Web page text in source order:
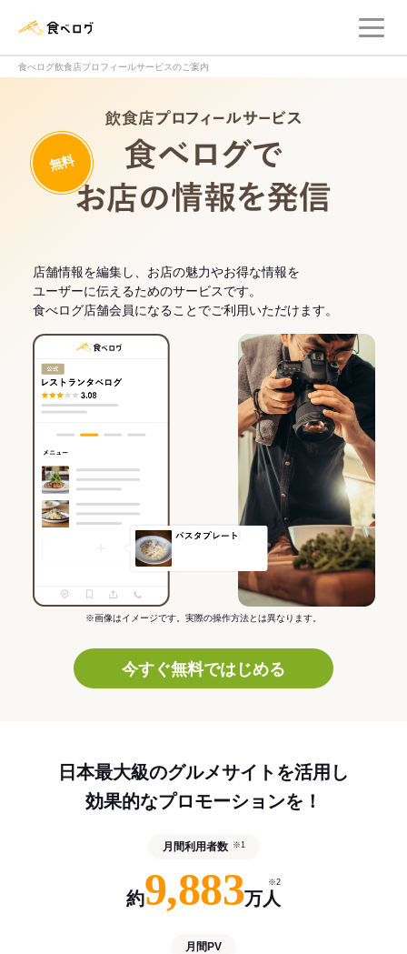
食べログ飲食店プロフィールサービスのご案内
無料
店舗情報を編集し、お店の魅力やお得な情報を
ユーザーに伝えるためのサービスです。
食べログ店舗会員になることでご利用いただけます。
※画像はイメージです。実際の操作方法とは異なります。
今すぐ無料ではじめる
日本最大級のグルメサイトを活用し
効果的なプロモーションを！
月間利用者数 ※1
約9,883万人
※2
月間PV